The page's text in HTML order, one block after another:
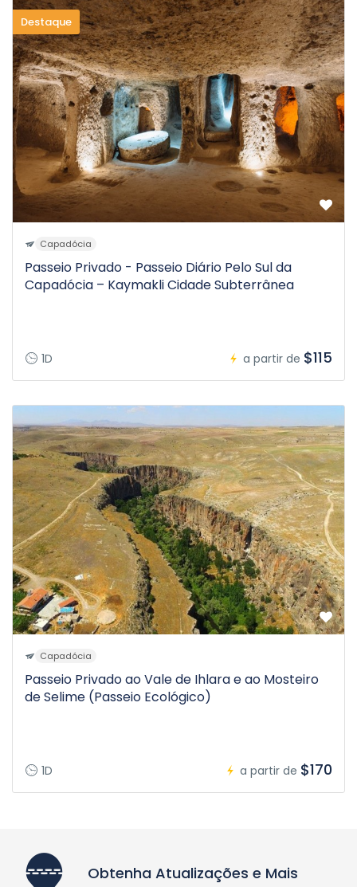
Destaque
Capadócia
Passeio Privado - Passeio Diário Pelo Sul da
Capadócia – Kaymakli Cidade Subterrânea
1D a partir de $115
Capadócia
Passeio Privado ao Vale de Ihlara e ao Mosteiro
de Selime (Passeio Ecológico)
1D a partir de $170
Obtenha Atualizações e Mais